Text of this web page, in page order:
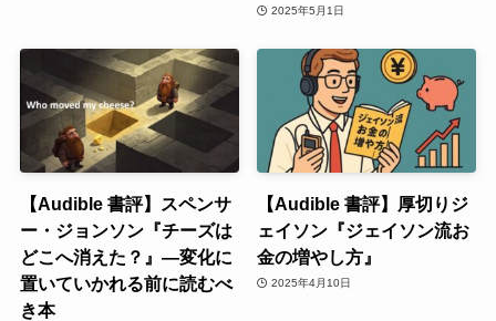
2025年5月1日
【Audible 書評】スペンサ
ー・ジョンソン『チーズは
どこへ消えた？』—変化に
置いていかれる前に読むべ
き本
【Audible 書評】厚切りジ
ェイソン『ジェイソン流お
金の増やし方』
2025年4月10日